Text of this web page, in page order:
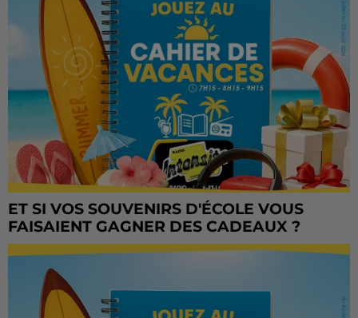
ET SI VOS SOUVENIRS D'ÉCOLE VOUS
FAISAIENT GAGNER DES CADEAUX ?